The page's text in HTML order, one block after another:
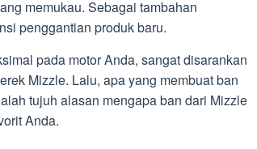
memukau. Sebagai tambahan
penggantian produk baru.
pada motor Anda, sangat disarankan
Mizzle. Lalu, apa yang membuat ban
tujuh alasan mengapa ban dari Mizzle
Anda.